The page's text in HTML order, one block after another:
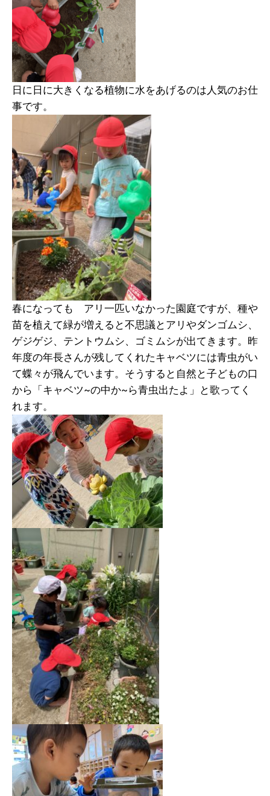
日に日に大きくなる植物に水をあげるのは人気のお仕
事です。
春になっても アリ一匹いなかった園庭ですが、種や
苗を植えて緑が増えると不思議とアリやダンゴムシ、
ゲジゲジ、テントウムシ、ゴミムシが出てきます。昨
年度の年長さんが残してくれたキャベツには青虫がい
て蝶々が飛んでいます。そうすると自然と子どもの口
から「キャベツ~の中か~ら青虫出たよ」と歌ってく
れます。